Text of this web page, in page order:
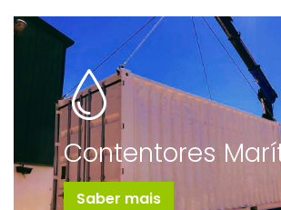
Contentores
Saber mais